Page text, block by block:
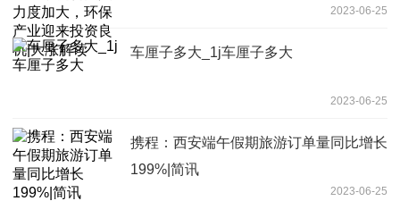
2023-06-25
车厘子多大_1j车厘子多大
2023-06-25
携程：西安端午假期旅游订单量同比增长
199%|简讯
2023-06-25